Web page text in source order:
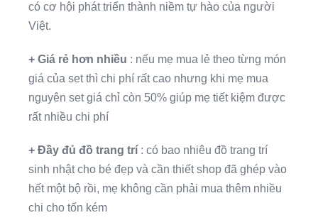
có cơ hội phát triển thành niềm tự hào của người
Việt.
+ Giá rẻ hơn nhiều : nếu mẹ mua lẻ theo từng món
giá của set thì chi phí rất cao nhưng khi mẹ mua
nguyên set giá chỉ còn 50% giúp mẹ tiết kiệm được
rất nhiều chi phí
+ Đầy đủ đồ trang trí : có bao nhiêu đồ trang trí
sinh nhật cho bé đẹp và cần thiết shop đã ghép vào
hết một bộ rồi, mẹ không cần phải mua thêm nhiều
chi cho tốn kém